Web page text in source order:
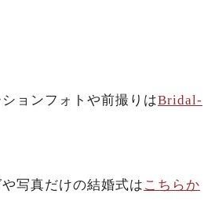
ョンフォトや前撮りはBridal-
写真だけの結婚式は こちらか